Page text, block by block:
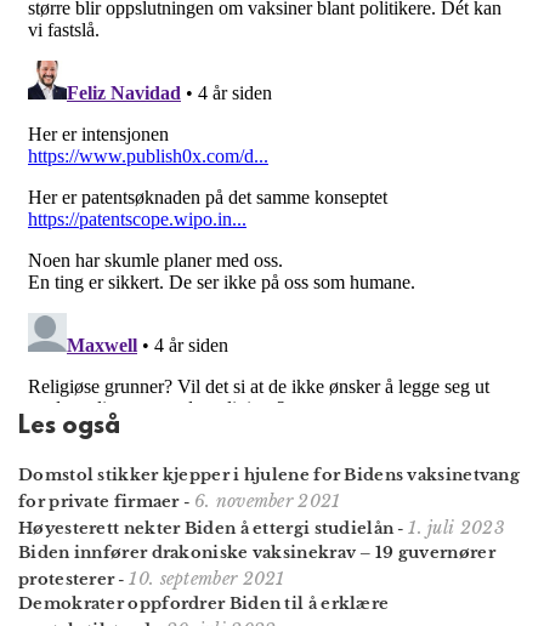
Les også
Domstol stikker kjepper i hjulene for Bidens vaksinetvang
for private firmaer- 6. november 2021
Høyesterett nekter Biden å ettergi studielån-1. juli 2023
Biden innfører drakoniske vaksinekrav – 19 guvernører
protesterer-10. september 2021
Demokrater oppfordrer Biden til å erklære